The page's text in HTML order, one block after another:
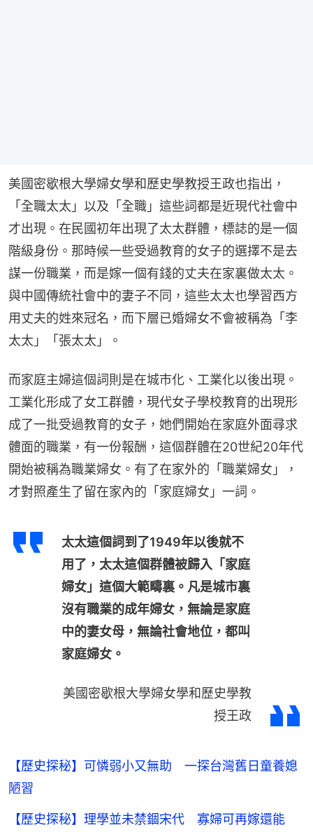
美國密歇根大學婦女學和歷史學教授王政也指出，
「全職太太」以及「全職」這些詞都是近現代社會中
才出現。在民國初年出現了太太群體，標誌的是一個
階級身份。那時候一些受過教育的女子的選擇不是去
謀一份職業，而是嫁一個有錢的丈夫在家裏做太太。
與中國傳統社會中的妻子不同，這些太太也學習西方
用丈夫的姓來冠名，而下層已婚婦女不會被稱為「李
太太」「張太太」。
而家庭主婦這個詞則是在城市化、工業化以後出現。
工業化形成了女工群體，現代女子學校教育的出現形
成了一批受過教育的女子，她們開始在家庭外面尋求
體面的職業，有一份報酬，這個群體在20世紀20年代
開始被稱為職業婦女。有了在家外的「職業婦女」，
才對照產生了留在家內的「家庭婦女」一詞。
太太這個詞到了1949年以後就不
用了，太太這個群體被歸入「家庭
婦女」這個大範疇裏。凡是城市裏
沒有職業的成年婦女，無論是家庭
中的妻女母，無論社會地位，都叫
家庭婦女。
美國密歇根大學婦女學和歷史學教
授王政
【歷史探秘】可憐弱小又無助 一探台灣舊日童養媳
陋習
【歷史探秘】理學並未禁錮宋代 寡婦可再嫁還能